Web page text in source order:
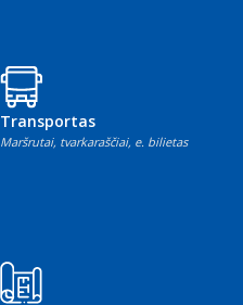
Transportas
Maršrutai, tvarkaraščiai, e. bilietas